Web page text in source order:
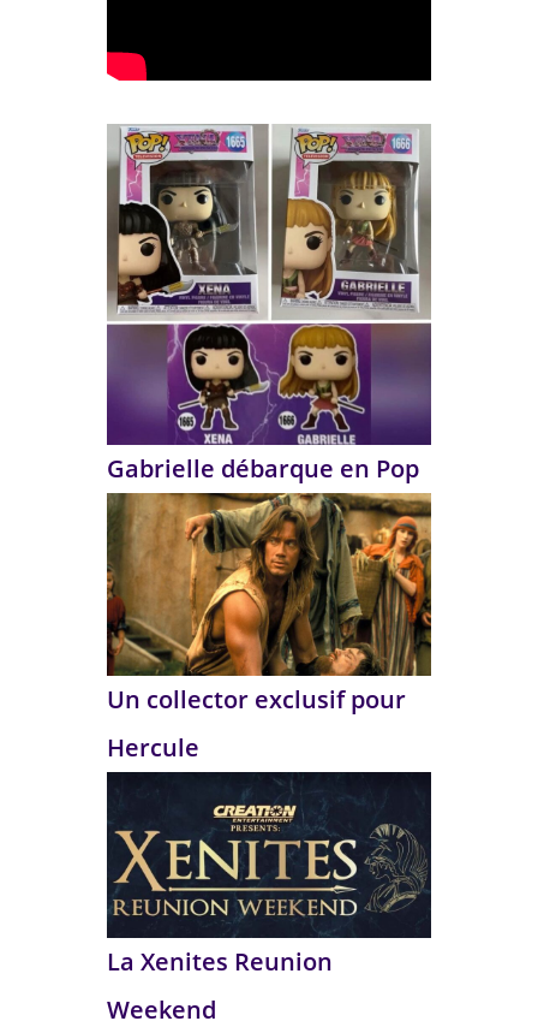
Gabrielle débarque en Pop
Un collector exclusif pour
Hercule
La Xenites Reunion
Weekend